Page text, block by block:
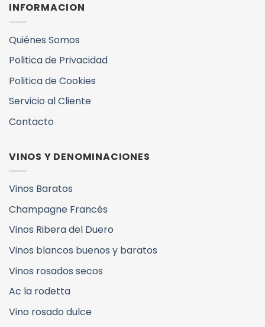
INFORMACION
Quiénes Somos
Politica de Privacidad
Politica de Cookies
Servicio al Cliente
Contacto
VINOS Y DENOMINACIONES
Vinos Baratos
Champagne Francés
Vinos Ribera del Duero
Vinos blancos buenos y baratos
Vinos rosados secos
Ac la rodetta
Vino rosado dulce